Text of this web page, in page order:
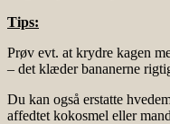
Tips:
Prøv evt. at krydre kagen
– det klæder bananerne
Du kan også erstatte
affedtet kokosmel eller